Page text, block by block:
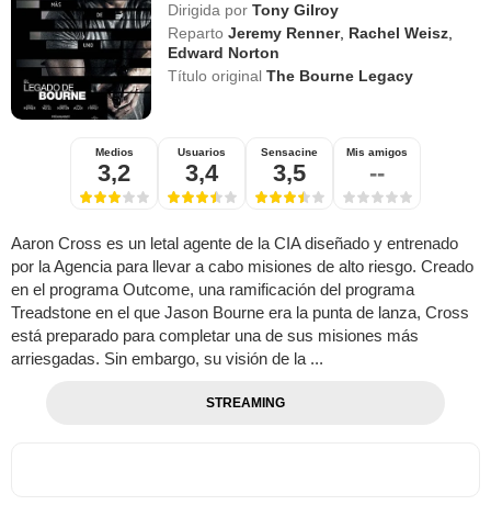
Dirigida por Tony Gilroy
Reparto Jeremy Renner, Rachel Weisz,
Edward Norton
Título originalThe Bourne Legacy
Medios
3,2
Usuarios
3,4
Sensacine
3,5
Mis amigos
--
Aaron Cross es un letal agente de la CIA diseñado y entrenado
por la Agencia para llevar a cabo misiones de alto riesgo. Creado
en el programa Outcome, una ramificación del programa
Treadstone en el que Jason Bourne era la punta de lanza, Cross
está preparado para completar una de sus misiones más
arriesgadas. Sin embargo, su visión de la ...
STREAMING